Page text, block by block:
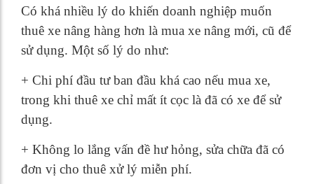
Có khá nhiều lý do khiến doanh nghiệp muốn
thuê xe nâng hàng hơn là mua xe nâng mới, cũ để
sử dụng. Một số lý do như:
+ Chi phí đầu tư ban đầu khá cao nếu mua xe,
trong khi thuê xe chỉ mất ít cọc là đã có xe để sử
dụng.
+ Không lo lắng vấn đề hư hỏng, sửa chữa đã có
đơn vị cho thuê xử lý miễn phí.